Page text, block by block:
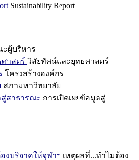
Sustainability Report
ผู้บริหาร
าสตร์ วิสัยทัศน์และยุทธศาสตร์
โครงสร้างองค์กร
สภามหาวิทยาลัย
สู่สาธารณะ การเปิดเผยข้อมูลสู่
งบริจาคให้จุฬาฯ เหตุผลที่...ทำไมต้อง